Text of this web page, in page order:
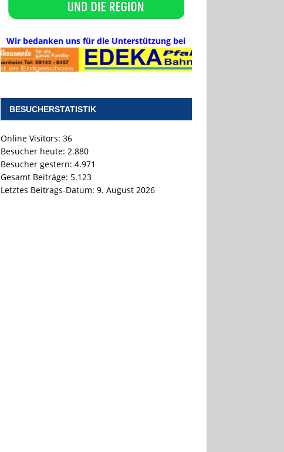
Wir bedanken uns für die Unterstützung bei
BESUCHERSTATISTIK
Online Visitors: 36
Besucher heute: 2.880
Besucher gestern: 4.971
Gesamt Beiträge: 5.123
Letztes Beitrags-Datum: 9. August 2026